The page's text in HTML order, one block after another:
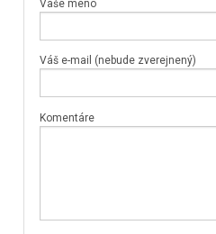
Vaše meno
Váš e-mail (nebude zverejnený)
Komentáre